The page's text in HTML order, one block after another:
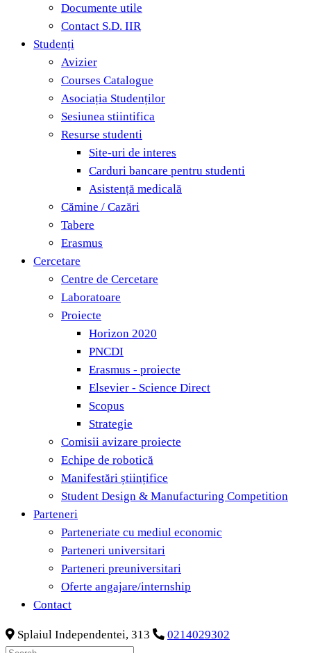
Documente utile
Contact S.D. IIR
Studenți
Avizier
Courses Catalogue
Asociația Studenților
Sesiunea stiintifica
Resurse studenti
Site-uri de interes
Carduri bancare pentru studenti
Asistență medicală
Cămine / Cazări
Tabere
Erasmus
Cercetare
Centre de Cercetare
Laboratoare
Proiecte
Horizon 2020
PNCDI
Erasmus - proiecte
Elsevier - Science Direct
Scopus
Strategie
Comisii avizare proiecte
Echipe de robotică
Manifestări științifice
Student Design & Manufacturing Competition
Parteneri
Parteneriate cu mediul economic
Parteneri universitari
Parteneri preuniversitari
Oferte angajare/internship
Contact
Splaiul Independentei, 313 0214029302